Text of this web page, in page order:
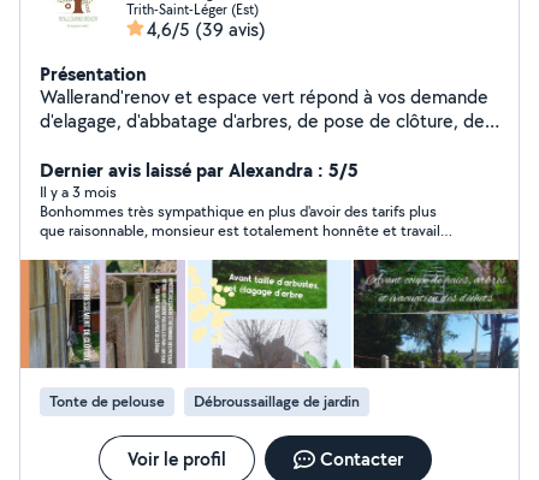
Trith-Saint-Léger (Est)
4,6/5 (39 avis)
Présentation
Wallerand'renov et espace vert répond à vos demande
d'elagage, d'abbatage d'arbres, de pose de clôture, de
jardin tel que la tonte de pelouse, la taille de haie,
l'entretien d'espace fleurie etc... ( Possède tout le
matériel nécessaire ) Entreprise situé à Trith-Saint-Léger
et ses alentours, à votre écoute pour vous
accompagner dans vos projets de demolition, de
rénovation, d'entretien de jardin, d'abattage et elagage
d'arbres... Entrez en contact avec Wallerand'renov et
espace vert pour discuter de vos besoins et obtenir un
devis.
Dernier avis laissé par Alexandra : 5/5
Il y a 3 mois
Bonhommes très sympathique en plus d'avoir des tarifs plus
que raisonnable, monsieur est totalement honnête et travail
travail et du prix ! D'ailleurs moi qui suit dans une situation
délicate je rappellerais monsieur pour d'autres prestations car
top. Je recommande vraiment. Discret, rapide, honnête. Merci
à vous deux 🙏
Tonte de pelouse Débroussaillage de jardin
Voir le profil Contacter